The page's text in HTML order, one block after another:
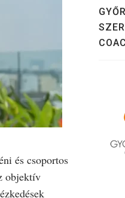
és csoportos
objektív